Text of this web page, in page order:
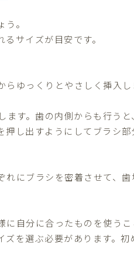
。
サイズが目安です。
ゆっくりとやさしく挿入し
す。歯の内側からも行う
し出すようにしてブラシ
にブラシを密着させて、歯
に自分に合ったものを使う
を選ぶ必要があります。